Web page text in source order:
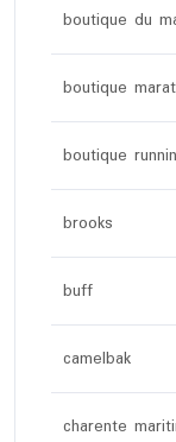
boutique du
boutique
boutique
brooks
buff
camelbak
charente